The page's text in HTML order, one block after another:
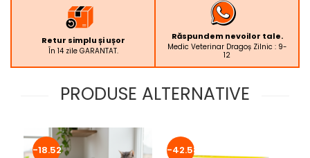
Retur simplu și ușor
În 14 zile GARANTAT.
Răspundem nevoilor tale.
Medic Veterinar Dragoș Zilnic : 9-
12
PRODUSE ALTERNATIVE
-18.52% -42.58%